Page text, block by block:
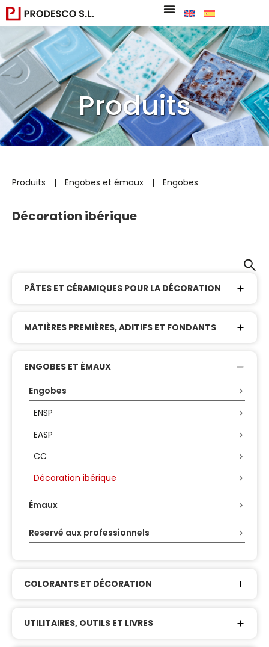
Produits
Produits | Engobes et émaux | Engobes
Décoration ibérique
PÂTES ET CÉRAMIQUES POUR LA DÉCORATION
MATIÈRES PREMIÈRES, ADITIFS ET FONDANTS
ENGOBES ET ÉMAUX
Engobes
ENSP
EASP
CC
Décoration ibérique
Émaux
Reservé aux professionnels
COLORANTS ET DÉCORATION
UTILITAIRES, OUTILS ET LIVRES